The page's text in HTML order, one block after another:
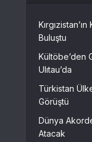
Buluştu
Kültöbe’den
Ulıtau’da
Türkistan
Görüştü
Dünya
Atacak